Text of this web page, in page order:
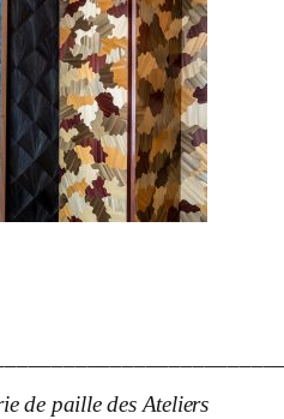
de paille des Ateliers